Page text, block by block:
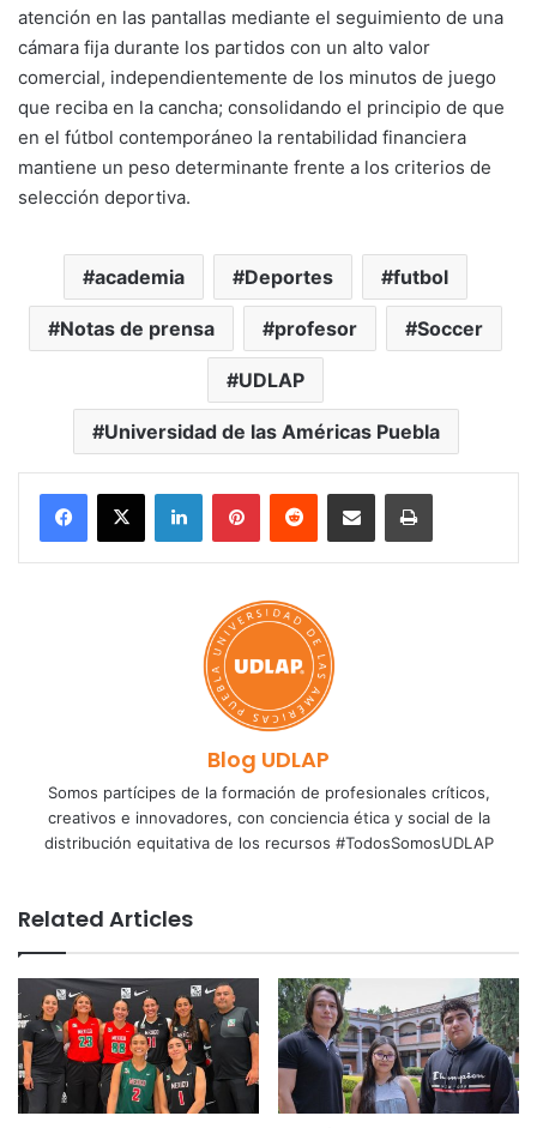
atención en las pantallas mediante el seguimiento de una
cámara fija durante los partidos con un alto valor
comercial, independientemente de los minutos de juego
que reciba en la cancha; consolidando el principio de que
en el fútbol contemporáneo la rentabilidad financiera
mantiene un peso determinante frente a los criterios de
selección deportiva.
academia Deportes futbol
Notas de prensa profesor Soccer
UDLAP
Universidad de las Américas Puebla
LinkedInPinterestReddit Share via Email Print
Blog UDLAP
Somos partícipes de la formación de profesionales críticos,
creativos e innovadores, con conciencia ética y social de la
distribución equitativa de los recursos #TodosSomosUDLAP
Related Articles